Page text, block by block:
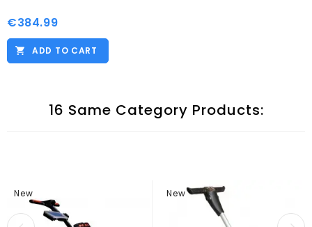
Price
€384.99
ADD TO CART
16 Same Category Products:
New New